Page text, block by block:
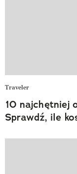
Traveler
10 najchętniej
Sprawdź, ile